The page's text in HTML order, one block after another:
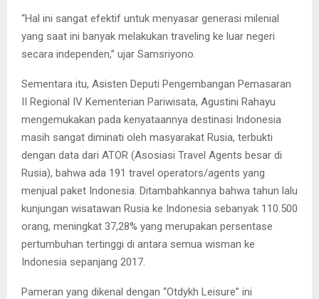
“Hal ini sangat efektif untuk menyasar generasi milenial
yang saat ini banyak melakukan traveling ke luar negeri
secara independen,” ujar Samsriyono.
Sementara itu, Asisten Deputi Pengembangan Pemasaran
II Regional IV Kementerian Pariwisata, Agustini Rahayu
mengemukakan pada kenyataannya destinasi Indonesia
masih sangat diminati oleh masyarakat Rusia, terbukti
dengan data dari ATOR (Asosiasi Travel Agents besar di
Rusia), bahwa ada 191 travel operators/agents yang
menjual paket Indonesia. Ditambahkannya bahwa tahun lalu
kunjungan wisatawan Rusia ke Indonesia sebanyak 110.500
orang, meningkat 37,28% yang merupakan persentase
pertumbuhan tertinggi di antara semua wisman ke
Indonesia sepanjang 2017.
Pameran yang dikenal dengan “Otdykh Leisure” ini